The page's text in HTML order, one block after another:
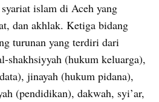
islam di Aceh yang
dan akhlak. Ketiga bidang
turunan yang terdiri dari
shakhsiyyah (hukum keluarga),
jinayah (hukum pidana),
(pendidikan), dakwah, syi’ar,